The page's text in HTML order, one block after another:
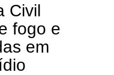
Civil
fogo e
em